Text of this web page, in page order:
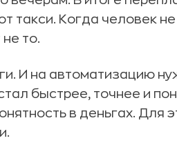
такси. Когда человек не
то.
И на автоматизацию
быстрее, точнее и
в деньгах.